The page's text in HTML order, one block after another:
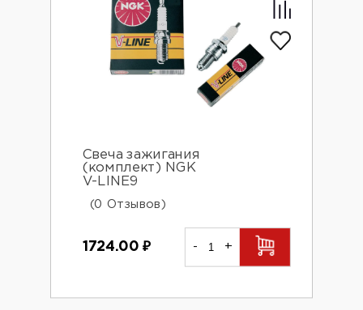
Свеча зажигания
(комплект) NGK
V-LINE9
(0 Отзывов)
1724.00₽ - +